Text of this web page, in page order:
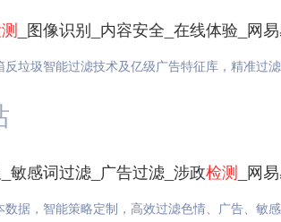
_图像识别_内容安全_在线体验_网
反垃圾智能过滤技术及亿级广告特征库，精准过
_敏感词过滤_广告过滤_涉政检测 _网
数据，智能策略定制，高效过滤色情、广告、敏